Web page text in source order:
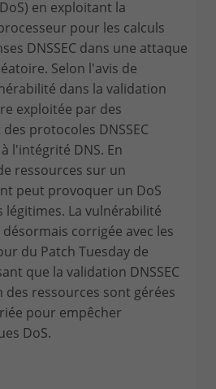
en exploitant la
pour les calculs
DNSSEC dans une attaque
Selon l'avis de
dans la validation
exploitée par des
protocoles DNSSEC
l'intégrité DNS. En
ressources sur un
peut provoquer un DoS
La vulnérabilité
désormais corrigée avec les
du Patch Tuesday de
que la validation DNSSEC
ressources sont gérées
pour empêcher
DoS.